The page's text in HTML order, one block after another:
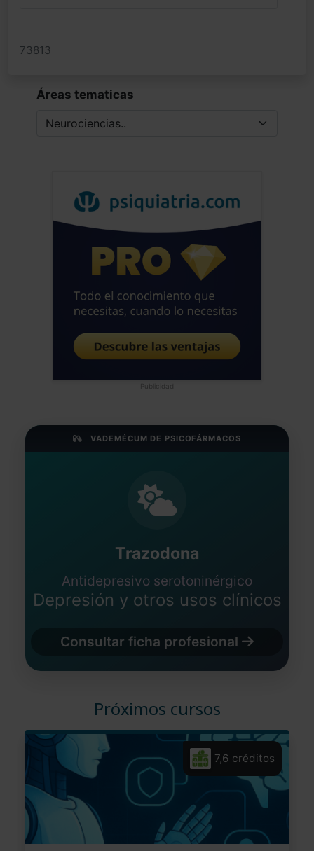
73813
Áreas tematicas
Publicidad
VADEMÉCUM DE PSICOFÁRMACOS
Trazodona
Antidepresivo serotoninérgico
Depresión y otros usos clínicos
Consultar ficha profesional
Próximos cursos
7,6 créditos